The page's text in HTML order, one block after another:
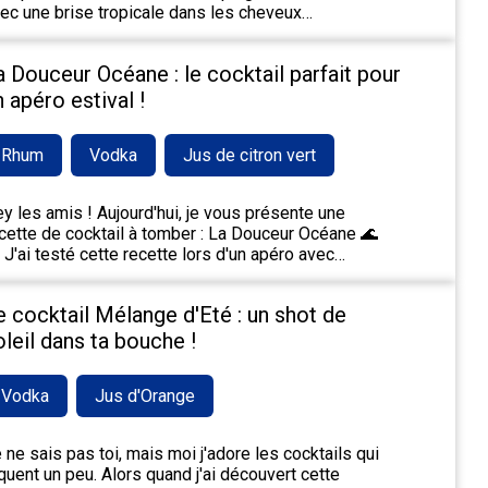
une brise tropicale dans les cheveux…
Douceur Océane : le cocktail parfait pour
apéro estival !
Rhum Vodka Jus de citron vert
les amis ! Aujourd'hui, je vous présente une
de cocktail à tomber : La Douceur Océane 🌊
J'ai testé cette recette lors d'un apéro avec…
cocktail Mélange d'Eté : un shot de
dans ta bouche !
Vodka Jus d'Orange
ne sais pas toi, mais moi j'adore les cocktails qui
un peu. Alors quand j'ai découvert cette